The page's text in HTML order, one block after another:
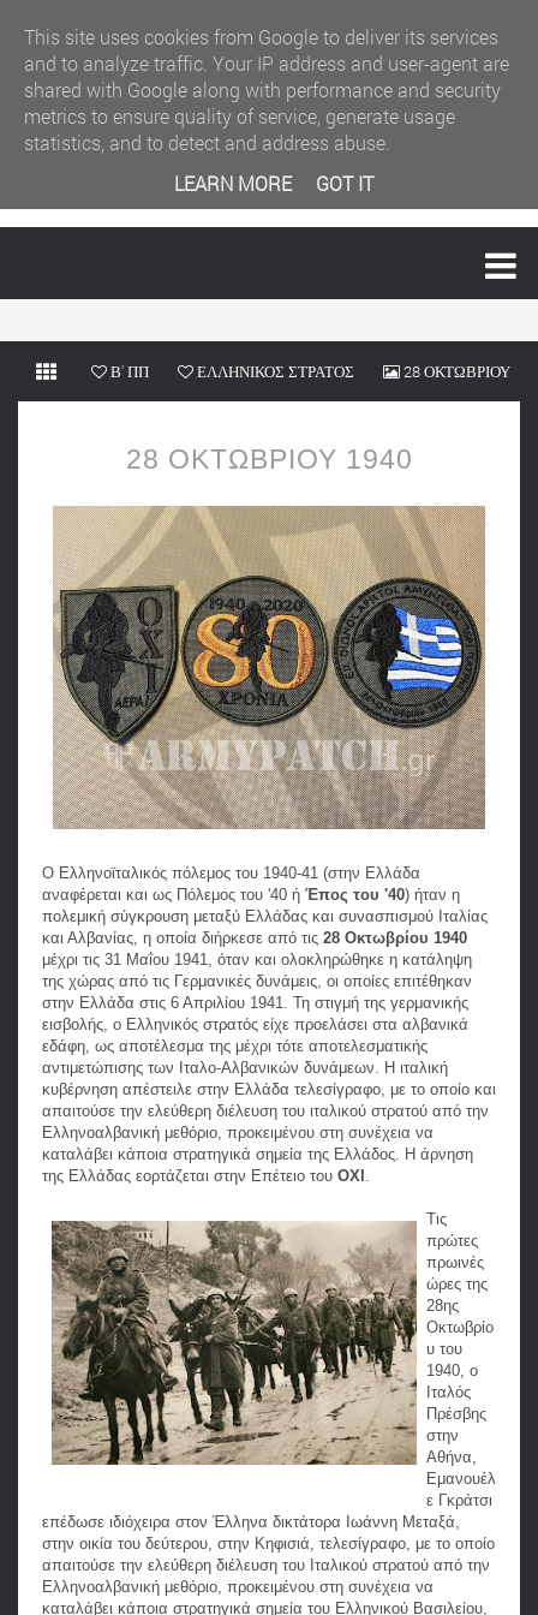
Β' ΠΠ ΕΛΛΗΝΙΚΟΣ ΣΤΡΑΤΟΣ 28 ΟΚΤΩΒΡΙΟΥ
28 ΟΚΤΩΒΡΙΟΥ 1940
Ο Ελληνοϊταλικός πόλεμος του 1940-41 (στην Ελλάδα
αναφέρεται και ως Πόλεμος του '40 ή Έπος του '40) ήταν η
πολεμική σύγκρουση μεταξύ Ελλάδας και συνασπισμού Ιταλίας
και Αλβανίας, η οποία διήρκεσε από τις 28 Οκτωβρίου 1940
μέχρι τις 31 Μαΐου 1941, όταν και ολοκληρώθηκε η κατάληψη
της χώρας από τις Γερμανικές δυνάμεις, οι οποίες επιτέθηκαν
στην Ελλάδα στις 6 Απριλίου 1941. Τη στιγμή της γερμανικής
εισβολής, ο Ελληνικός στρατός είχε προελάσει στα αλβανικά
εδάφη, ως αποτέλεσμα της μέχρι τότε αποτελεσματικής
αντιμετώπισης των Ιταλο-Αλβανικών δυνάμεων. Η ιταλική
κυβέρνηση απέστειλε στην Ελλάδα τελεσίγραφο, με το οποίο και
απαιτούσε την ελεύθερη διέλευση του ιταλικού στρατού από την
Ελληνοαλβανική μεθόριο, προκειμένου στη συνέχεια να
καταλάβει κάποια στρατηγικά σημεία της Ελλάδος. Η άρνηση
της Ελλάδας εορτάζεται στην Επέτειο του ΟΧΙ .
Τις
πρώτες
πρωινές
ώρες της
28ης
Οκτωβρίο
υ του
1940, ο
Ιταλός
Πρέσβης
στην
Αθήνα,
Εμανουέλ
ε Γκράτσι
επέδωσε ιδιόχειρα στον Έλληνα δικτάτορα Ιωάννη Μεταξά,
στην οικία του δεύτερου, στην Κηφισιά, τελεσίγραφο, με το οποίο
απαιτούσε την ελεύθερη διέλευση του Ιταλικού στρατού από την
Ελληνοαλβανική μεθόριο, προκειμένου στη συνέχεια να
καταλάβει κάποια στρατηγικά σημεία του Ελληνικού Βασιλείου,
This site uses cookies from Google to deliver its services
and to analyze traffic. Your IP address and user-agent are
shared with Google along with performance and security
metrics to ensure quality of service, generate usage
statistics, and to detect and address abuse.
LEARN MORE
GOT IT